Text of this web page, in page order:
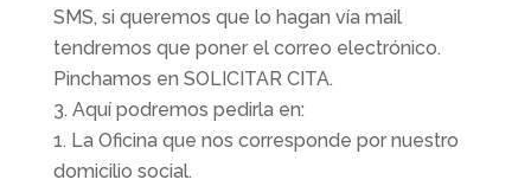
SMS, si queremos que lo hagan vía mail
tendremos que poner el correo electrónico.
Pinchamos en SOLICITAR CITA.
Aquí podremos pedirla en:
La Oficina que nos corresponde por nuestro
domicilio social.